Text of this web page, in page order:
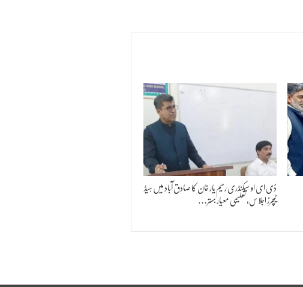
ڈی ای او سیکنڈری رحیم یار خان کا صادق آباد میں ہیڈ
ٹیچرز اجلاس، تعلیمی معیار بہتر…